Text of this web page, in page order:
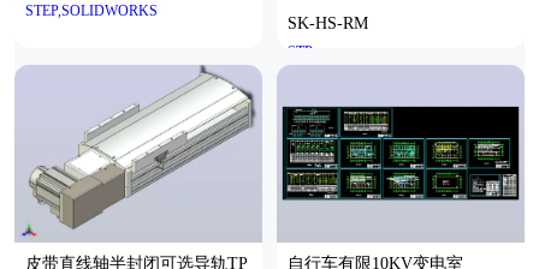
STEP,SOLIDWORKS
SK-HS-RM
STP
皮带直线轴半封闭可选导轨TP 自行车有限10KV变电室